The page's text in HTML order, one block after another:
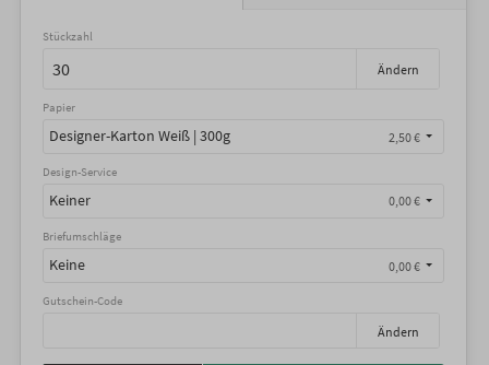
Stückzahl
Ändern
Papier
Designer-Karton Weiß | 300g 2,50 €
Design-Service
Keiner 0,00 €
Briefumschläge
Keine 0,00 €
Gutschein-Code
Ändern